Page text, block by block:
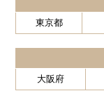
東京都
大阪府